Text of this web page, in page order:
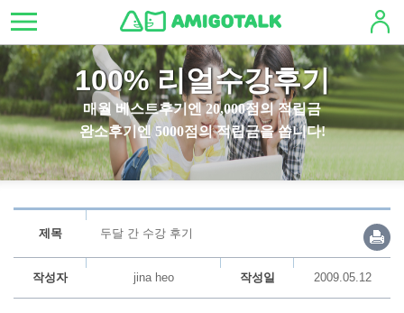
100% 리얼수강후기
매월 베스트후기엔 20,000점의 적립금
완소후기엔 5000점의 적립금을 쏩니다!
제목 두달 간 수강 후기
작성자 jina heo 작성일 2009.05.12